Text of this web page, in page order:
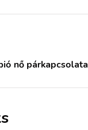
nő párkapcsolata